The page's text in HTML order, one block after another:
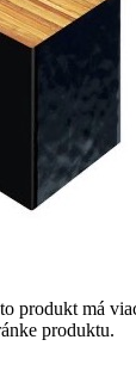
produkt má
produktu.